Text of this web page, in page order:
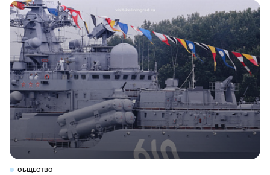
ОБЩЕСТВО